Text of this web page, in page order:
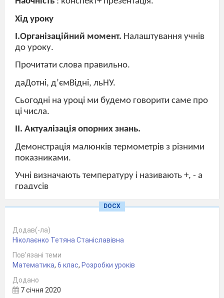
Хід уроку
І.Організаційний момент. Налаштування учнів
до уроку.
Прочитати слова правильно.
даДотні, д’ємВідні, льНУ.
Сьогодні на уроці ми будемо говорити саме про
ці числа.
ІІ. Актуалізація опорних знань.
Демонстрація малюнків термометрів з різними
показниками.
Учні визначають температуру і називають +, - а
градусів
DOCX
Додав(-ла)
Ніколаєнко Тетяна Станіславівна
Пов’язані теми
Математика, 6 клас, Розробки уроків
Додано
7 січня 2020